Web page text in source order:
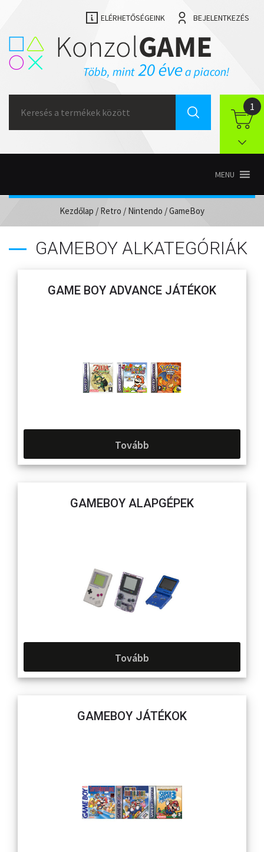
ELÉRHETŐSÉGEINK BEJELENTKEZÉS
for:
1
MENU
Kezdőlap / Retro / Nintendo / GameBoy
GAMEBOY ALKATEGÓRIÁK
GAME BOY ADVANCE JÁTÉKOK
Tovább
GAMEBOY ALAPGÉPEK
Tovább
GAMEBOY JÁTÉKOK